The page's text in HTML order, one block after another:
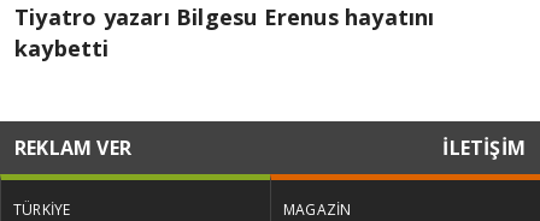
Tiyatro yazarı Bilgesu Erenus hayatını
kaybetti
REKLAM VER İLETİŞİM
TÜRKİYE
MAGAZİN